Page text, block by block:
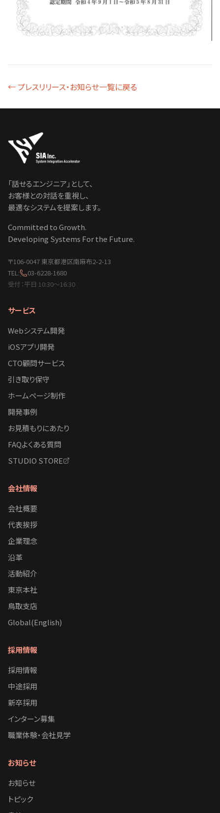
← プレスリリース・お知らせ一覧に戻る
「話せるエンジニア」として、
お客様との対話を重視し、
最適なシステムを提案します。
Committed to Growth.
Developing Systems For the Future.
〒106-0047 東京都港区南麻布2-2-13
TEL:
03-6228-1680
受付：平日 10:30〜16:30
サービス
Webシステム開発
iOSアプリ開発
CTO顧問サービス
引き取り保守
ホームページ制作
開発事例
お見積もりにあたり
FAQよくある質問
STUDIO STORE
会社情報
会社概要
代表挨拶
企業理念
沿革
活動紹介
東京本社
鳥取支店
Global(English)
採用情報
採用情報
中途採用
新卒採用
インターン募集
職業体験・会社見学
お知らせ
お知らせ
トピック